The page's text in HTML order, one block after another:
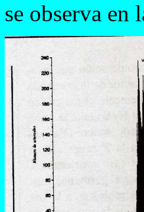
se observa en